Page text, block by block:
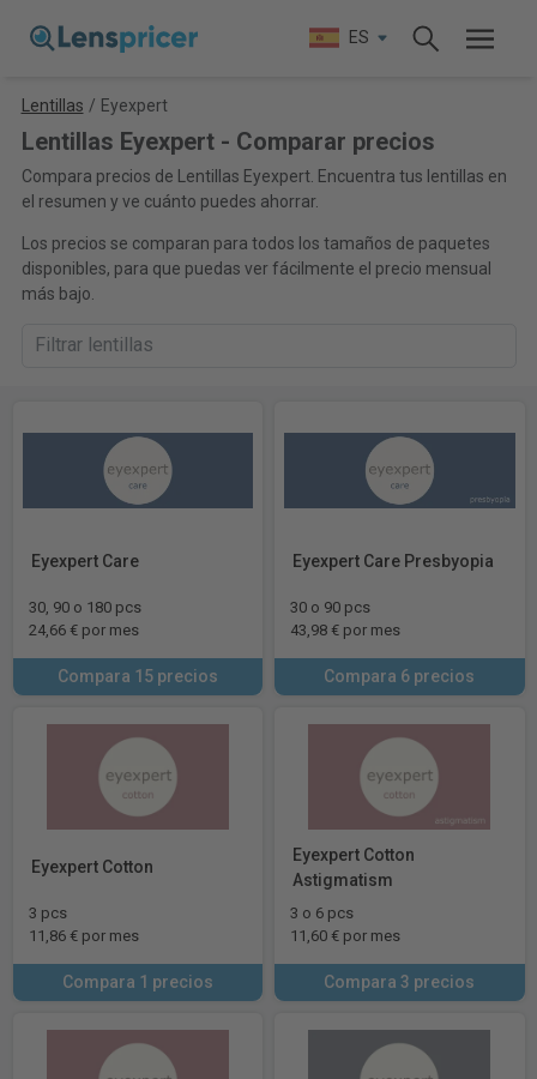
ES
Lentillas / Eyexpert
Lentillas Eyexpert - Comparar precios
Compara precios de Lentillas Eyexpert. Encuentra tus lentillas en
el resumen y ve cuánto puedes ahorrar.
Los precios se comparan para todos los tamaños de paquetes
disponibles, para que puedas ver fácilmente el precio mensual
más bajo.
Eyexpert Care
30, 90 o 180 pcs
24,66 € por mes
Compara 15 precios
Eyexpert Care Presbyopia
30 o 90 pcs
43,98 € por mes
Compara 6 precios
Eyexpert Cotton
3 pcs
11,86 € por mes
Compara 1 precios
Eyexpert Cotton
Astigmatism
3 o 6 pcs
11,60 € por mes
Compara 3 precios